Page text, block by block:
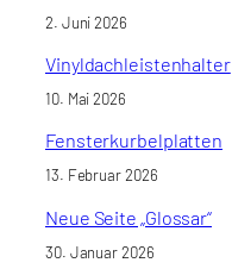
2. Juni 2026
Vinyldachleistenhalter
10. Mai 2026
Fensterkurbelplatten
13. Februar 2026
Neue Seite „Glossar“
30. Januar 2026